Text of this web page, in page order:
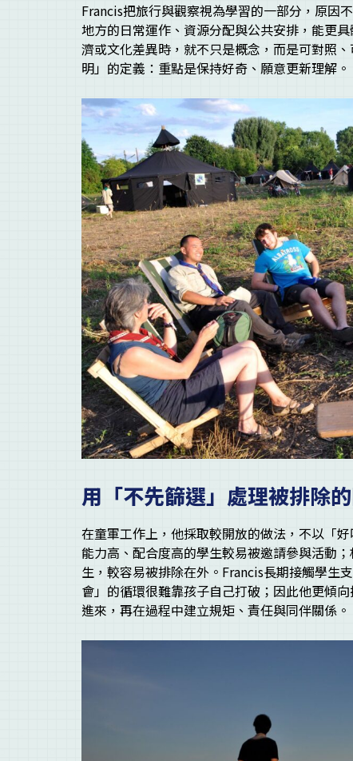
Francis把旅行與觀察視為學習的一部分，原因
地方的日常運作、資源分配與公共安排，能更
濟或文化差異時，就不只是概念，而是可對照
明」的定義：重點是保持好奇、願意更新理解。
用「不先篩選」處理被排除
在童軍工作上，他採取較開放的做法，不以「
能力高、配合度高的學生較易被邀請參與活動
生，較容易被排除在外。Francis長期接觸學生
會」的循環很難靠孩子自己打破；因此他更傾
進來，再在過程中建立規矩、責任與同伴關係。